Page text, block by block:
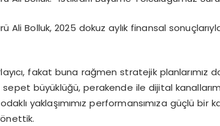
Ali Bolluk, 2025 dokuz aylık finansal
fakat buna rağmenstratejik planlarımız
sepet büyüklüğü, perakende ile dijital
yaklaşımımız performansımıza güçlü bir